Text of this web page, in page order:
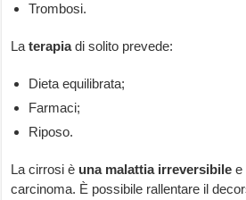
Trombosi.
Laterapiadi solito prevede:
Dieta equilibrata;
Farmaci;
Riposo.
La cirrosi è una malattia irreversibile e
carcinoma. È possibile rallentare il